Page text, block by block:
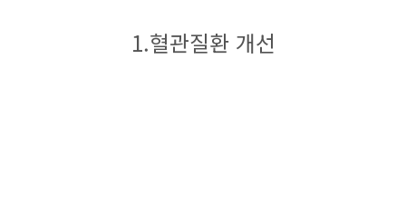
1.혈관질환 개선